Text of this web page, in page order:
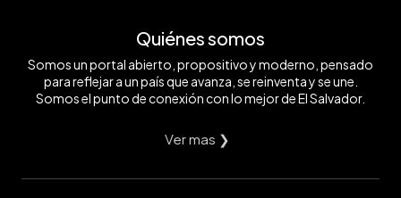
Quiénes somos
Somos un portal abierto, propositivo y moderno, pensado
para reflejar a un país que avanza, se reinventa y se une.
Somos el punto de conexión con lo mejor de El Salvador.
Ver mas ❯